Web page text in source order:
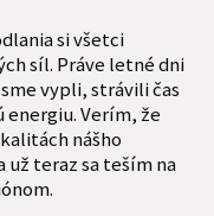
si všetci
síl. Práve letné dni
vypli, strávili čas
Verím, že
nášho
už teraz sa teším na